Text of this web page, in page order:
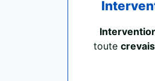
toute